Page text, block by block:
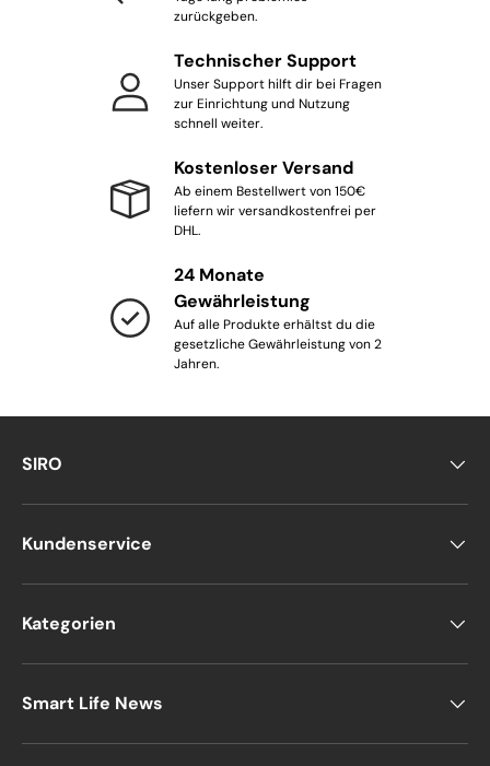
zurückgeben.
Technischer Support
Unser Support hilft dir bei Fragen
zur Einrichtung und Nutzung
schnell weiter.
Kostenloser Versand
Ab einem Bestellwert von 150€
liefern wir versandkostenfrei per
DHL.
24 Monate
Gewährleistung
Auf alle Produkte erhältst du die
gesetzliche Gewährleistung von 2
Jahren.
SIRO
Kundenservice
Kategorien
Smart Life News